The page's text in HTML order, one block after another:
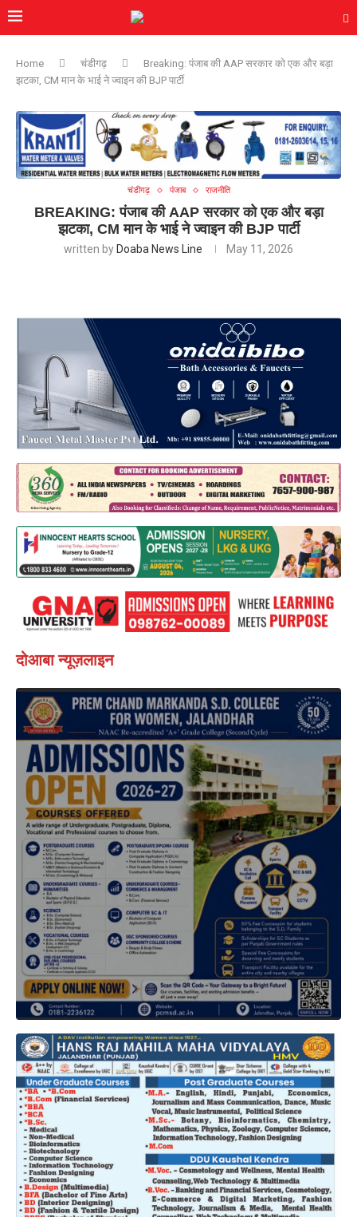
Home चंडीगढ़
Breaking: पंजाब की AAP सरकार को एक और बड़ा
झटका, CM मान के भाई ने ज्वाइन की BJP पार्टी
चंडीगढ़ पंजाब राजनीति
BREAKING: पंजाब की AAP सरकार को एक और बड़ा
झटका, CM मान के भाई ने ज्वाइन की BJP पार्टी
written by Doaba News Line May 11, 2026
दोआबा न्यूज़लाइन